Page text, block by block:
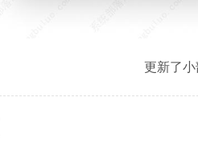
更新了小